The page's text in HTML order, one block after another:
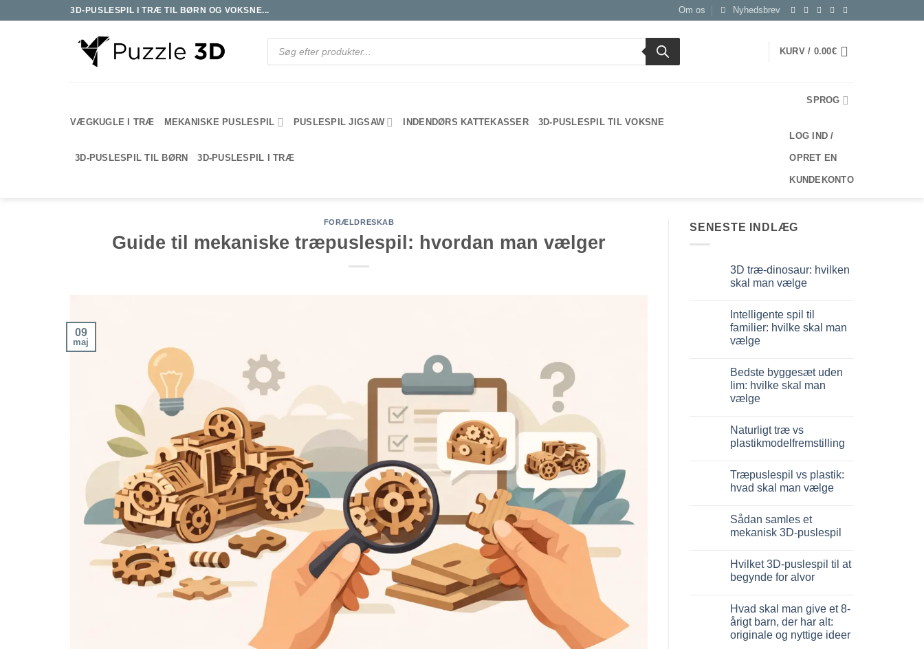
3D-PUSLESPIL I TRÆ TIL BØRN OG VOKSNE... Om os Nyhedsbrev
Products
search
KURV / 0.00€
VÆGKUGLE I TRÆ MEKANISKE PUSLESPIL PUSLESPIL JIGSAW INDENDØRS KATTEKASSER 3D-PUSLESPIL TIL VOKSNE
3D-PUSLESPIL TIL BØRN 3D-PUSLESPIL I TRÆ
SPROG
LOG IND /
OPRET EN
KUNDEKONTO
FORÆLDRESKAB
Guide til mekaniske træpuslespil: hvordan man vælger
09
maj
SENESTE INDLÆG
3D træ-dinosaur: hvilken
skal man vælge
Dinosauro
3D
in
scegliere
Intelligente spil til
familier: hvilke skal man
vælge
til
Giochi
intelligenti
per
scegliere
Bedste byggesæt uden
lim: hvilke skal man
vælge
til
Migliori
kit
colla:
quali
scegliere
Naturligt træ vs
plastikmodelfremstilling
til
Legno
naturale
modellismo
Træpuslespil vs plastik:
hvad skal man vælge
til
Puzzle
legno
cosa
scegliere
Sådan samles et
mekanisk 3D-puslespil
til
Come
assemblare
3D
meccanico
Hvilket 3D-puslespil til at
begynde for alvor
til
Quale
puzzle
3D
Hvad skal man give et 8-
årigt barn, der har alt:
originale og nyttige ideer